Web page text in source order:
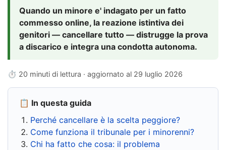
Quando un minore e' indagato per un fatto
commesso online, la reazione istintiva dei
genitori — cancellare tutto — distrugge la prova
a discarico e integra una condotta autonoma.
⏱ 20 minuti di lettura · aggiornato al 29 luglio 2026
📋 In questa guida
Perché cancellare è la scelta peggiore?
Come funziona il tribunale per i minorenni?
Chi ha fatto che cosa: il problema